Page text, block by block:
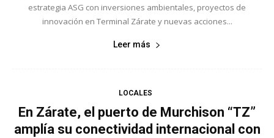
estrategia ASG con inversiones ambientales, proyectos de
innovación en Terminal Zárate y nuevas acciones...
Leer más
LOCALES
En Zárate, el puerto de Murchison “TZ”
amplía su conectividad internacional con